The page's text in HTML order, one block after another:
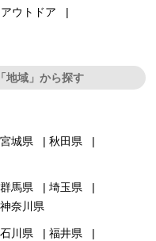
ウトドア
地域」から探す
宮城県
秋田県
群馬県
埼玉県
神奈川県
石川県
福井県